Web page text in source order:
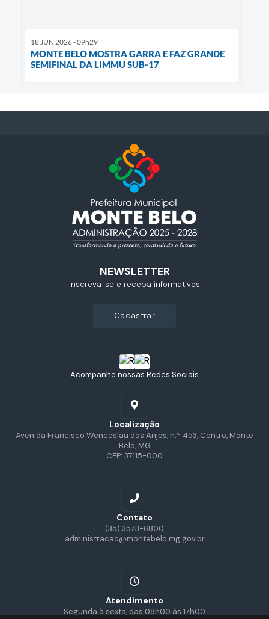
18 JUN 2026 - 09h29
MONTE BELO MOSTRA GARRA E FAZ GRANDE
SEMIFINAL DA LIMMU SUB-17
Acompanhe nossas Redes Sociais
Localização
Avenida Francisco Wenceslau dos Anjos, n.º 453, Centro, Monte
Belo, MG
CEP: 37115-000
Contato
(35) 3573-6800
administracao@montebelo.mg.gov.br
Atendimento
Segunda à sexta, das 08h00 às 17h00
NEWSLETTER
Inscreva-se e receba informativos
cadastrar